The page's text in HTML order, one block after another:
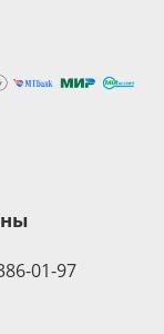
01-97